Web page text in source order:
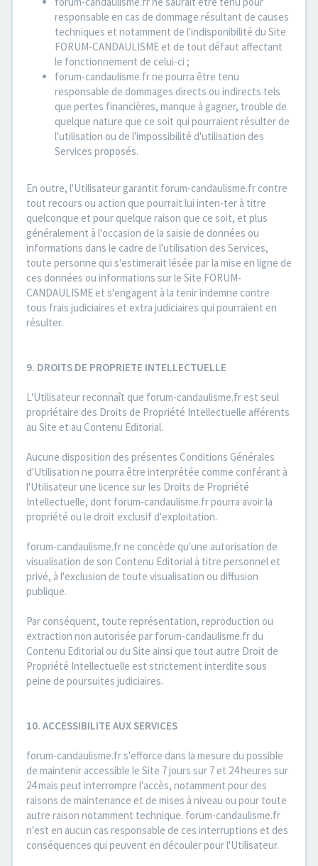
responsable en cas de dommage résultant de causes
techniques et notamment de l'indisponibilité du Site
FORUM-CANDAULISME et de tout défaut affectant
le fonctionnement de celui-ci ;
forum-candaulisme.fr ne pourra être tenu
responsable de dommages directs ou indirects tels
que pertes financières, manque à gagner, trouble de
quelque nature que ce soit qui pourraient résulter de
l'utilisation ou de l'impossibilité d'utilisation des
Services proposés.
En outre, l'Utilisateur garantit forum-candaulisme.fr contre
tout recours ou action que pourrait lui inten-ter à titre
quelconque et pour quelque raison que ce soit, et plus
généralement à l'occasion de la saisie de données ou
informations dans le cadre de l'utilisation des Services,
toute personne qui s'estimerait lésée par la mise en ligne de
ces données ou informations sur le Site FORUM-
CANDAULISME et s'engagent à la tenir indemne contre
tous frais judiciaires et extra judiciaires qui pourraient en
résulter.
9. DROITS DE PROPRIETE INTELLECTUELLE
L'Utilisateur reconnaît que forum-candaulisme.fr est seul
propriétaire des Droits de Propriété Intellectuelle afférents
au Site et au Contenu Editorial.
Aucune disposition des présentes Conditions Générales
d'Utilisation ne pourra être interprétée comme conférant à
l'Utilisateur une licence sur les Droits de Propriété
Intellectuelle, dont forum-candaulisme.fr pourra avoir la
propriété ou le droit exclusif d'exploitation.
forum-candaulisme.fr ne concède qu'une autorisation de
visualisation de son Contenu Editorial à titre personnel et
privé, à l'exclusion de toute visualisation ou diffusion
publique.
Par conséquent, toute représentation, reproduction ou
extraction non autorisée par forum-candaulisme.fr du
Contenu Editorial ou du Site ainsi que tout autre Droit de
Propriété Intellectuelle est strictement interdite sous
peine de poursuites judiciaires.
10. ACCESSIBILITE AUX SERVICES
forum-candaulisme.fr s'efforce dans la mesure du possible
de maintenir accessible le Site 7 jours sur 7 et 24 heures sur
24 mais peut interrompre l'accès, notamment pour des
raisons de maintenance et de mises à niveau ou pour toute
autre raison notamment technique. forum-candaulisme.fr
n'est en aucun cas responsable de ces interruptions et des
conséquences qui peuvent en découler pour l'Utilisateur.